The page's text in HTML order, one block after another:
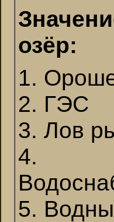
озёр:
1.
2. ГЭС
3. Лов
4.
5.